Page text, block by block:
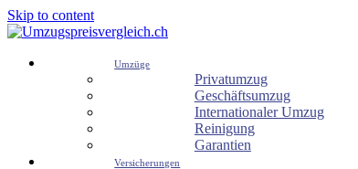
Skip to content
Umzüge
Privatumzug
Geschäftsumzug
Internationaler Umzug
Reinigung
Garantien
Versicherungen